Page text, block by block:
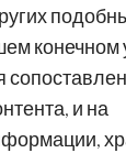
конечном
и на